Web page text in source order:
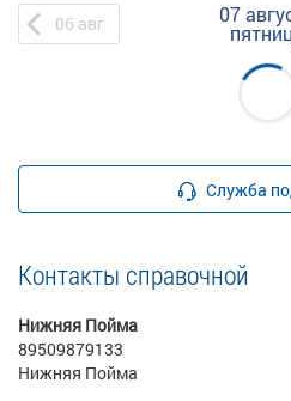
06 авг 07
Служба
Контакты справочной
Нижняя Пойма
89509879133
Нижняя Пойма